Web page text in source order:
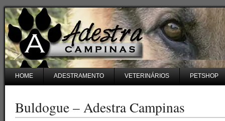
HOME ADESTRAMENTO VETERINÁRIOS PETSHOP
Buldogue – Adestra Campinas